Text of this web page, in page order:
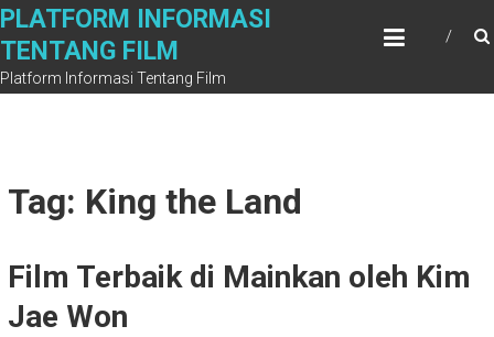
Skip
content
PLATFORM INFORMASI
TENTANG FILM
Platform Informasi Tentang Film
Tag: King the Land
Film Terbaik di Mainkan oleh Kim
Jae Won